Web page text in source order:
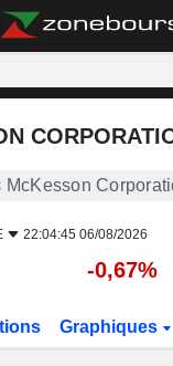
McKesson
22:04:45 06/08/2026
-0,67%
Graphiques